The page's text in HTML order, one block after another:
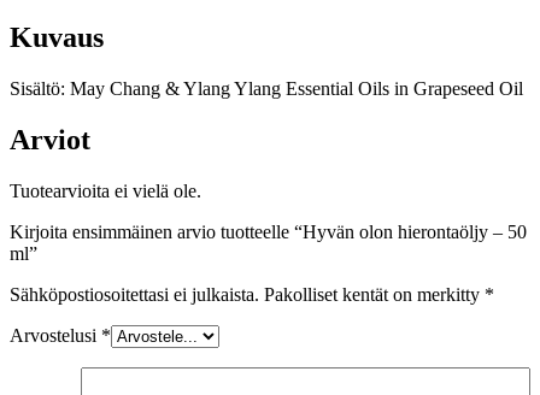
Kuvaus
Sisältö: May Chang & Ylang Ylang Essential Oils in Grapeseed Oil
Arviot
Tuotearvioita ei vielä ole.
Kirjoita ensimmäinen arvio tuotteelle “Hyvän olon hierontaöljy – 50
ml”
Sähköpostiosoitettasi ei julkaista. Pakolliset kentät on merkitty *
Arvostelusi *